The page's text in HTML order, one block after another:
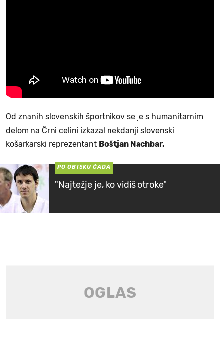
Od znanih slovenskih športnikov se je s humanitarnim
delom na Črni celini izkazal nekdanji slovenski
košarkarski reprezentant Boštjan Nachbar.
PO OBISKU ČADA
"Najtežje je, ko vidiš otroke"